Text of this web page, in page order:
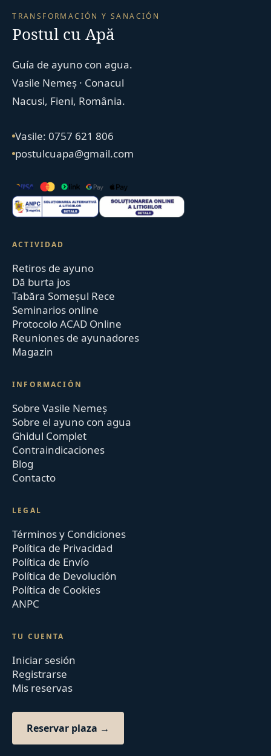
TRANSFORMACIÓN Y SANACIÓN
Postul cu Apă
Guía de ayuno con agua.
Vasile Nemeș · Conacul
Nacusi, Fieni, România.
Vasile: 0757 621 806
postulcuapa@gmail.com
ACTIVIDAD
Retiros de ayuno
Dă burta jos
Tabăra Someșul Rece
Seminarios online
Protocolo ACAD Online
Reuniones de ayunadores
Magazin
INFORMACIÓN
Sobre Vasile Nemeș
Sobre el ayuno con agua
Ghidul Complet
Contraindicaciones
Blog
Contacto
LEGAL
Términos y Condiciones
Política de Privacidad
Política de Envío
Política de Devolución
Política de Cookies
ANPC
TU CUENTA
Iniciar sesión
Registrarse
Mis reservas
Reservar plaza →